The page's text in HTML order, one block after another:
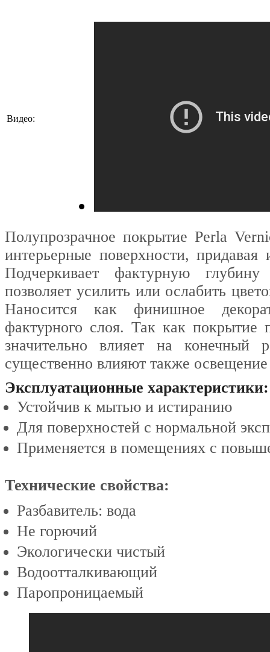
Видео:
Полупрозрачное покрытие Perla
интерьерные поверхности,
Подчеркивает фактурную
позволяет усилить или ослабить
Наносится как финишное
фактурного слоя. Так как покрытие
значительно влияет на конечный
существенно влияют также
Эксплуатационные характеристики:
Устойчив к мытью и истиранию
Для поверхностей с нормальной
Применяется в помещениях с
Технические свойства:
Разбавитель: вода
Не горючий
Экологически чистый
Водоотталкивающий
Паропроницаемый